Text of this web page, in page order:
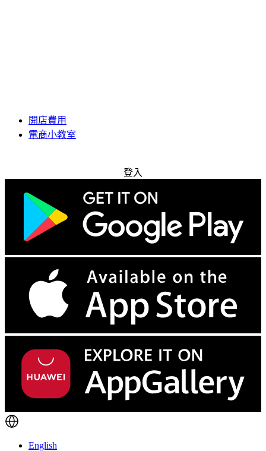
開店費用
電商小教室
登入
English